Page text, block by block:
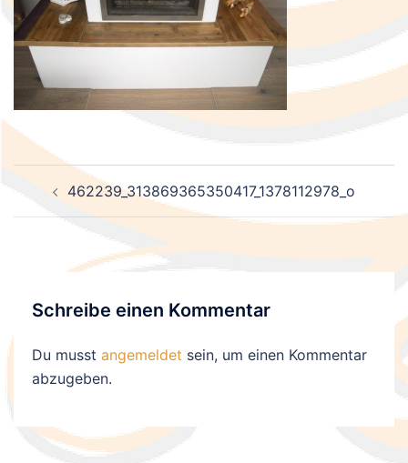
Beitragsnavigation
462239_313869365350417_1378112978_o
Schreibe einen Kommentar
Du musst angemeldet sein, um einen Kommentar
abzugeben.